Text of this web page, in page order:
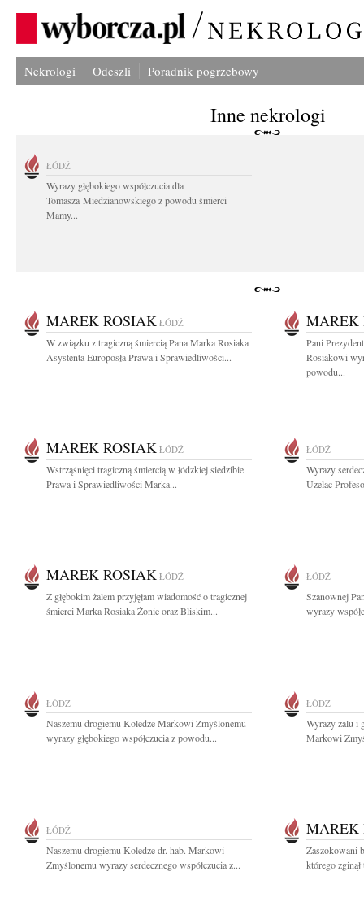
Nekrologi Odeszli Poradnik pogrzebowy
Inne nekrologi
ŁÓDŹ
Wyrazy głębokiego współczucia dla
Tomasza Miedzianowskiego z powodu śmierci
Mamy...
MAREK ROSIAK ŁÓDŹ
W związku z tragiczną śmiercią Pana Marka Rosiaka
Asystenta Europosła Prawa i Sprawiedliwości...
MAREK
Pani
Rosiakowi
powodu...
MAREK ROSIAK ŁÓDŹ
Wstrząśnięci tragiczną śmiercią w łódzkiej siedzibie
Prawa i Sprawiedliwości Marka...
ŁÓDŹ
Wyrazy
Uzelac
MAREK ROSIAK ŁÓDŹ
Z głębokim żalem przyjęłam wiadomość o tragicznej
śmierci Marka Rosiaka Żonie oraz Bliskim...
ŁÓDŹ
Szanownej
wyrazy
ŁÓDŹ
Naszemu drogiemu Koledze Markowi Zmyślonemu
wyrazy głębokiego współczucia z powodu...
ŁÓDŹ
Wyrazy żalu i
Markowi
ŁÓDŹ
Naszemu drogiemu Koledze dr. hab. Markowi
Zmyślonemu wyrazy serdecznego współczucia z...
MAREK
Zaszokowani
którego